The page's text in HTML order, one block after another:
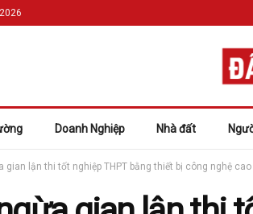
Doanh Nghiệp Nhà đất
gian lận thi tốt nghiệp THPT bằng thiết bị công nghệ cao